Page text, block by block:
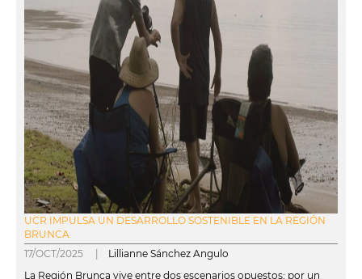
UCR IMPULSA UN DESARROLLO SOSTENIBLE EN LA REGIÓN
BRUNCA
17/OCT/2025 | Lillianne Sánchez Angulo
La Región Brunca vive entre dos escenarios opuestos; por un